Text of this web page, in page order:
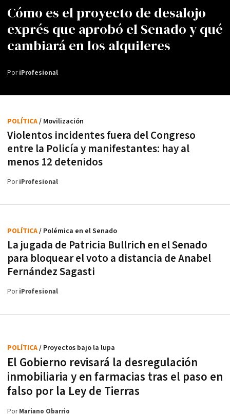
Cómo es el proyecto de desalojo
exprés que aprobó el Senado y qué
cambiará en los alquileres
PoriProfesional
Violentos incidentes fuera del Congreso
entre la Policía y manifestantes: hay al
menos 12 detenidos
POLÍTICA/ Movilización
PoriProfesional
La jugada de Patricia Bullrich en el Senado
para bloquear el voto a distancia de Anabel
Fernández Sagasti
POLÍTICA/ Polémica en el Senado
PoriProfesional
El Gobierno revisará la desregulación
inmobiliaria y en farmacias tras el paso en
falso por la Ley de Tierras
POLÍTICA/ Proyectos bajo la lupa
PorMariano Obarrio